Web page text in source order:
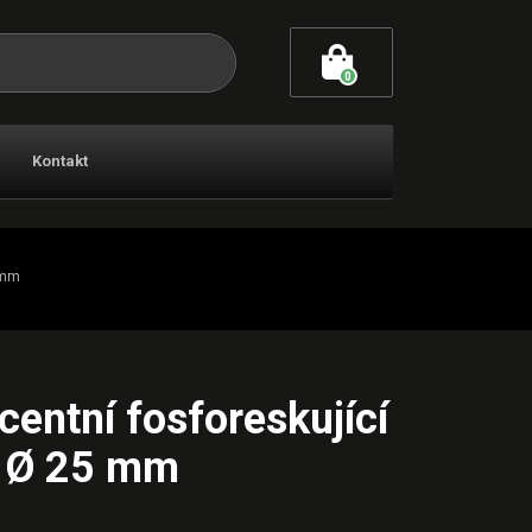
0
Kontakt
fosforeskující
25 mm